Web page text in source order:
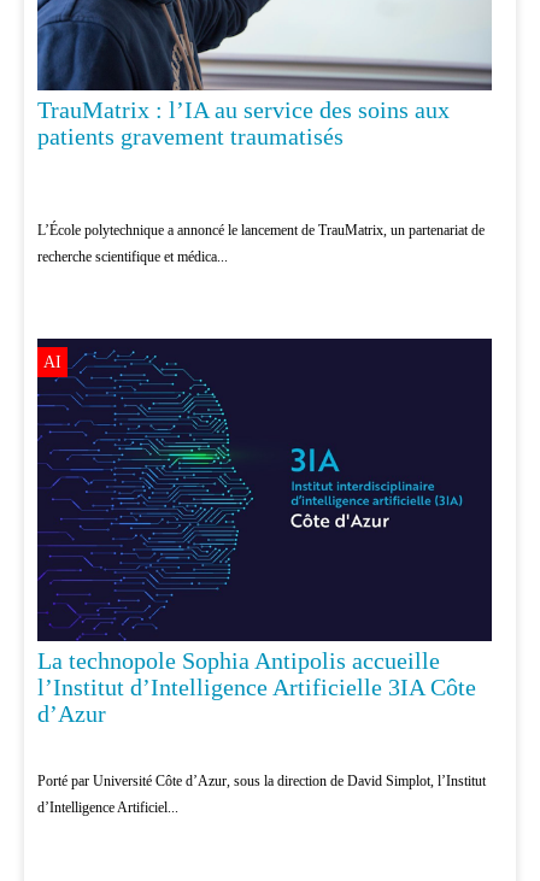
TrauMatrix : l’IA au service des soins aux
patients gravement traumatisés
L’École polytechnique a annoncé le lancement de TrauMatrix, un partenariat de
recherche scientifique et médica...
AI
La technopole Sophia Antipolis accueille
l’Institut d’Intelligence Artificielle 3IA Côte
d’Azur
Porté par Université Côte d’Azur, sous la direction de David Simplot, l’Institut
d’Intelligence Artificiel...